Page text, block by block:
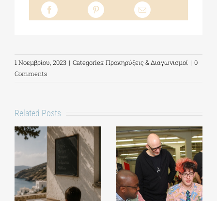
1 Νοεμβρίου, 2023 | Categories:Προκηρύξεις & Διαγωνισμοί | 0
Comments
Related Posts